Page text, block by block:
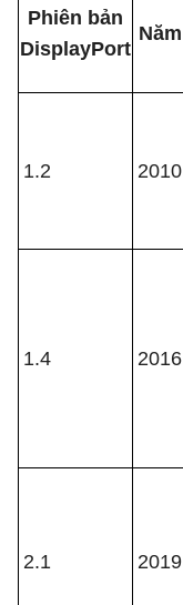
Phiên bản
DisplayPort
Năm
1.2 2010
1.4 2016
2.1 2019